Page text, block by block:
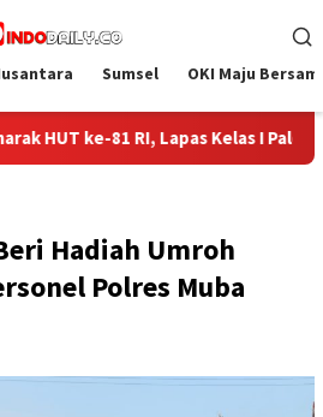
Sumsel OKI Maju
Aksi Bersih-Bersih Lingkungan
Hadiah Umroh
Polres Muba